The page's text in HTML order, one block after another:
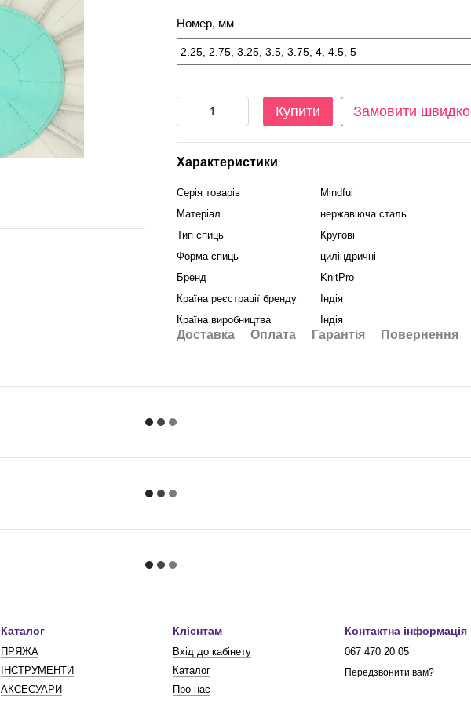
Номер, мм
Купити Замовити швидко
Характеристики
Серія товарів
Mindful
Матеріал
нержавіюча сталь
Тип спиць
Кругові
Форма спиць
циліндричні
Бренд
KnitPro
Країна реєстрації бренду
Індія
Країна виробництва
Індія
Доставка Оплата Гарантія Повернення
Каталог
ПРЯЖА
ІНСТРУМЕНТИ
АКСЕСУАРИ
Клієнтам
Вхід до кабінету
Каталог
Про нас
Контактна інформація
067 470 20 05
Передзвонити вам?